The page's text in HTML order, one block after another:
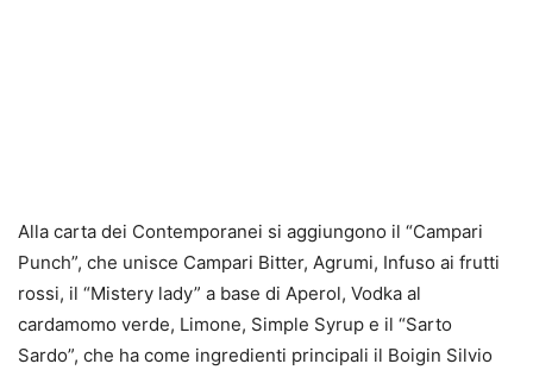
Alla carta dei Contemporanei si aggiungono il “Campari
Punch”, che unisce Campari Bitter, Agrumi, Infuso ai frutti
rossi, il “Mistery lady” a base di Aperol, Vodka al
cardamomo verde, Limone, Simple Syrup e il “Sarto
Sardo”, che ha come ingredienti principali il Boigin Silvio